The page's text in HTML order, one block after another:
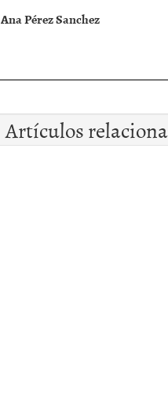
Ana Pérez Sanchez
Artículos